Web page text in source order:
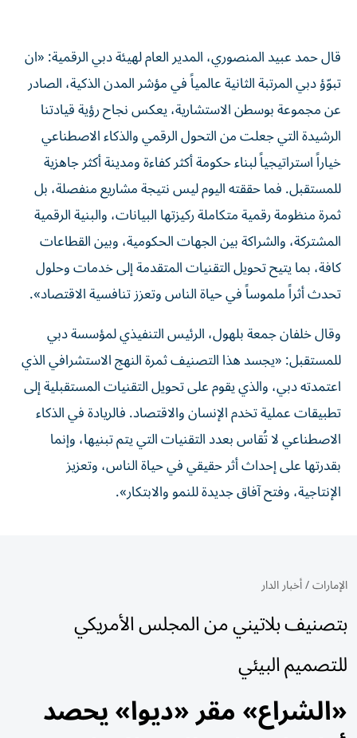
قال حمد عبيد المنصوري، المدير العام لهيئة دبي الرقمية: «ان
تبوّؤ دبي المرتبة الثانية عالمياً في مؤشر المدن الذكية، الصادر
عن مجموعة بوسطن الاستشارية، يعكس نجاح رؤية قيادتنا
الرشيدة التي جعلت من التحول الرقمي والذكاء الاصطناعي
خياراً استراتيجياً لبناء حكومة أكثر كفاءة ومدينة أكثر جاهزية
للمستقبل. فما حققته اليوم ليس نتيجة مشاريع منفصلة، بل
ثمرة منظومة رقمية متكاملة ركيزتها البيانات، والبنية الرقمية
المشتركة، والشراكة بين الجهات الحكومية، وبين القطاعات
كافة، بما يتيح تحويل التقنيات المتقدمة إلى خدمات وحلول
تحدث أثراً ملموساً في حياة الناس وتعزز تنافسية الاقتصاد».
وقال خلفان جمعة بلهول، الرئيس التنفيذي لمؤسسة دبي
للمستقبل: «يجسد هذا التصنيف ثمرة النهج الاستشرافي الذي
اعتمدته دبي، والذي يقوم على تحويل التقنيات المستقبلية إلى
تطبيقات عملية تخدم الإنسان والاقتصاد. فالريادة في الذكاء
الاصطناعي لا تُقاس بعدد التقنيات التي يتم تبنيها، وإنما
بقدرتها على إحداث أثر حقيقي في حياة الناس، وتعزيز
الإنتاجية، وفتح آفاق جديدة للنمو والابتكار».
الإمارات/أخبار الدار
بتصنيف بلاتيني من المجلس الأمريكي
للتصميم البيئي
«الشراع» مقر «ديوا» يحصد